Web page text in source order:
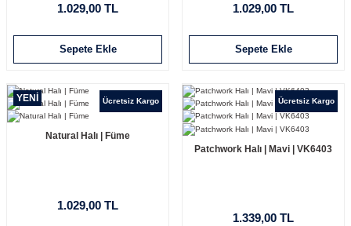
1.029,00 TL
Sepete Ekle
1.029,00 TL
Sepete Ekle
YENİ Ücretsiz Kargo
Natural Halı | Füme
1.029,00 TL
Ücretsiz Kargo
Patchwork Halı | Mavi | VK6403
1.339,00 TL